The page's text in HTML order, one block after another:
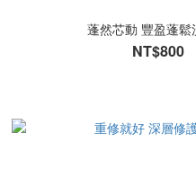
蓬然芯動 豐盈蓬鬆
NT$800